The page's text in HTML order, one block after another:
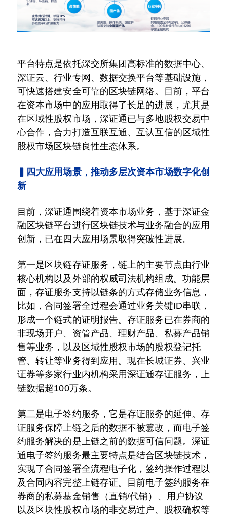
平台特点是依托深交所集团高标准的数据中心、
深证云、行业专网、数据交换平台等基础设施，
可快速搭建安全可靠的区块链网络。目前，平台
在资本市场中的应用取得了长足的进展，尤其是
在区域性股权市场，深证通已与多地股权交易中
心合作，合力打造互联互通、互认互信的区域性
股权市场区块链良性生态体系。
▍四大应用场景，推动多层次资本市场数字化创
新
目前，深证通围绕着资本市场业务，基于深证金
融区块链平台进行区块链技术与业务融合的应用
创新，已在四大应用场景取得突破性进展。
第一是区块链存证服务，链上的主要节点由行业
核心机构以及外部的权威司法机构组成。功能层
面，存证服务支持以链条的方式存储业务信息，
比如，合同签署全过程会通过业务关键ID串联，
形成一个链式的证明报告。存证服务已在券商的
非现场开户、资管产品、理财产品、私募产品销
售等业务，以及区域性股权市场的股权登记托
管、转让等业务得到应用。现在长城证券、兴业
证券等多家行业内机构采用深证通存证服务，上
链数据超100万条。
第二是电子签约服务，它是存证服务的延伸。存
证服务保障上链之后的数据不被篡改，而电子签
约服务解决的是上链之前的数据可信问题。深证
通电子签约服务最主要特点是结合区块链技术，
实现了合同签署全流程电子化，签约操作过程以
及合同内容完整上链存证。目前电子签约服务在
券商的私募基金销售（直销/代销）、用户协议
以及区块性股权市场的非交易过户、股权确权等